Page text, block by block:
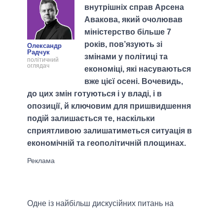
Олександр
Радчук
політичний
оглядач
внутрішніх справ Арсена
Авакова, який очолював
міністерство більше 7
років, пов’язують зі
змінами у політиці та
економіці, які насуваються
вже цієї осені. Вочевидь,
до цих змін готуються і у владі, і в
опозиції, й ключовим для пришвидшення
подій залишається те, наскільки
сприятливою залишатиметься ситуація в
економічній та геополітичній площинах.
Одне із найбільш дискусійних питань на